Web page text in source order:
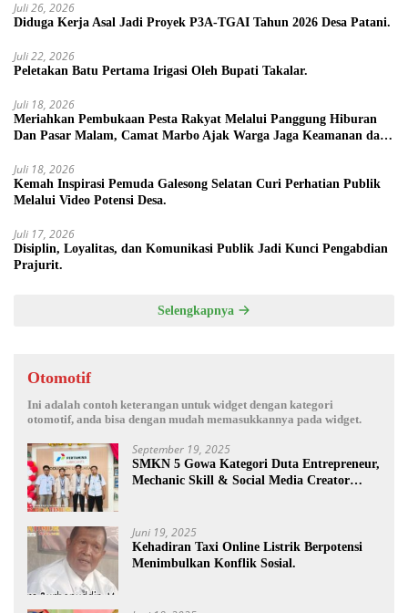
Juli 26, 2026
Diduga Kerja Asal Jadi Proyek P3A-TGAI Tahun 2026 Desa Patani.
Juli 22, 2026
Peletakan Batu Pertama Irigasi Oleh Bupati Takalar.
Juli 18, 2026
Meriahkan Pembukaan Pesta Rakyat Melalui Panggung Hiburan
Dan Pasar Malam, Camat Marbo Ajak Warga Jaga Keamanan dan
Juli 18, 2026
Kemah Inspirasi Pemuda Galesong Selatan Curi Perhatian Publik
Melalui Video Potensi Desa.
Juli 17, 2026
Disiplin, Loyalitas, dan Komunikasi Publik Jadi Kunci Pengabdian
Prajurit.
Selengkapnya
Otomotif
Ini adalah contoh keterangan untuk widget dengan kategori
otomotif, anda bisa dengan mudah memasukkannya pada widget.
September 19, 2025
SMKN 5 Gowa Kategori Duta Entrepreneur,
Mechanic Skill & Social Media Creator
Juni 19, 2025
Kehadiran Taxi Online Listrik Berpotensi
Menimbulkan Konflik Sosial.